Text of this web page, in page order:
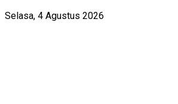
Selasa, 4 Agustus 2026